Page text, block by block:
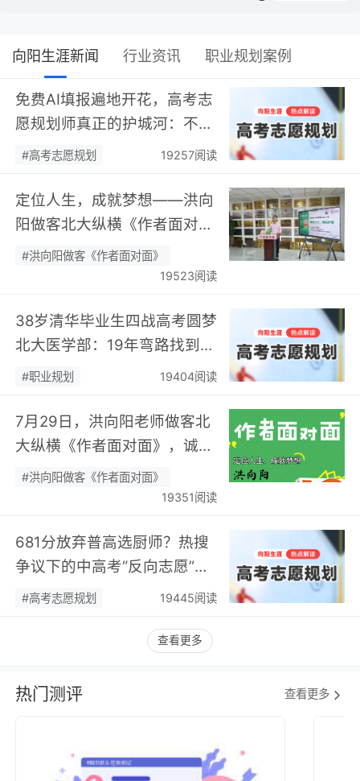
向阳生涯新闻 行业资讯 职业规划案例
免费AI填报遍地开花，高考志
愿规划师真正的护城河：不靠
数据，靠“人”…
#高考志愿规划 19257阅读
定位人生，成就梦想——洪向
阳做客北大纵横《作者面对
面》开展职业规划专题分享…
#洪向阳做客《作者面对面》
19523阅读
38岁清华毕业生四战高考圆梦
北大医学部：19年弯路找到终
身热爱，可幸又可惜！…
#职业规划 19404阅读
7月29日，洪向阳老师做客北
大纵横《作者面对面》，诚邀
您现场相聚！…
#洪向阳做客《作者面对面》
19351阅读
681分放弃普高选厨师？热搜
争议下的中高考“反向志愿”
潮，藏着职业规划新逻辑…
#高考志愿规划 19445阅读
查看更多
热门测评 查看更多